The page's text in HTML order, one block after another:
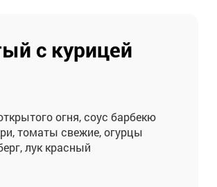
с курицей
огня, соус барбекю
томаты свежие, огурцы
лук красный